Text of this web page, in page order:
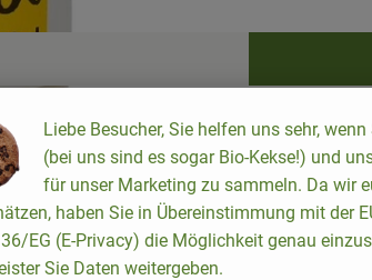
Recipes
Liebe Besucher, Sie helfen uns sehr,
(bei uns sind es sogar Bio-Kekse!) und
für unser Marketing zu sammeln. Da wir
haben Sie in Übereinstimmung mit der
EG (E-Privacy) die Möglichkeit genau
Sie Daten weitergeben.